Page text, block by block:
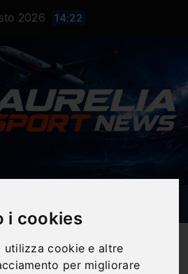
i cookies
utilizza cookie e altre
per migliorare
2026 14:22